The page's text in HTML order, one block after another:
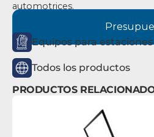
automotrices.
Equipos para
Todos los productos
PRODUCTOS